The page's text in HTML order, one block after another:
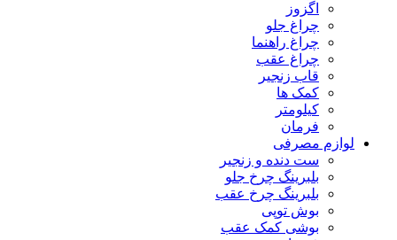
اگزوز
چراغ جلو
چراغ راهنما
چراغ عقب
قاب زنجیر
کمک ها
کیلومتر
فرمان
لوازم مصرفی
ست دنده و زنجیر
بلبرینگ چرخ جلو
بلبرینگ چرخ عقب
بوش توپی
بوشی کمک عقب